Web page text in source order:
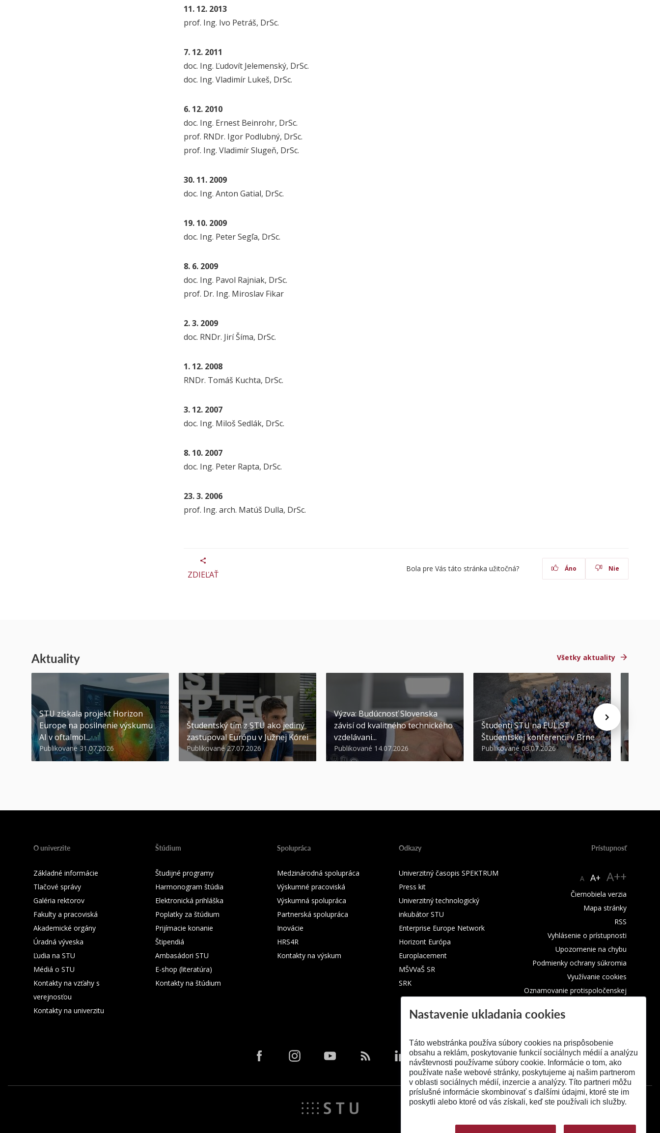
11. 12. 2013
prof. Ing. Ivo Petráš, DrSc.
7. 12. 2011
doc. Ing. Ľudovít Jelemenský, DrSc.
doc. Ing. Vladimír Lukeš, DrSc.
6. 12. 2010
doc. Ing. Ernest Beinrohr, DrSc.
prof. RNDr. Igor Podlubný, DrSc.
prof. Ing. Vladimír Slugeň, DrSc.
30. 11. 2009
doc. Ing. Anton Gatial, DrSc.
19. 10. 2009
doc. Ing. Peter Segľa, DrSc.
8. 6. 2009
doc. Ing. Pavol Rajniak, DrSc.
prof. Dr. Ing. Miroslav Fikar
2. 3. 2009
doc. RNDr. Jirí Šíma, DrSc.
1. 12. 2008
RNDr. Tomáš Kuchta, DrSc.
3. 12. 2007
doc. Ing. Miloš Sedlák, DrSc.
8. 10. 2007
doc. Ing. Peter Rapta, DrSc.
23. 3. 2006
prof. Ing. arch. Matúš Dulla, DrSc.
ZDIEĽAŤ
Bola pre Vás táto stránka užitočná? Áno Nie
Aktuality Všetky aktuality
STU získala projekt Horizon
Europe na posilnenie výskumu
AI v oftalmol...
Publikované 31.07.2026
Študentský tím z STU ako jediný
zastupoval Európu v Južnej Kórei
Publikované 27.07.2026
Výzva: Budúcnosť Slovenska
závisí od kvalitného technického
vzdelávani...
Publikované 14.07.2026
Študenti STU na EULiST
Študentskej konferencii v Brne
Publikované 03.07.2026
O univerzite
Základné informácie
Tlačové správy
Galéria rektorov
Fakulty a pracoviská
Akademické orgány
Úradná výveska
Ľudia na STU
Médiá o STU
Kontakty na vzťahy s
verejnosťou
Kontakty na univerzitu
Štúdium
Študijné programy
Harmonogram štúdia
Elektronická prihláška
Poplatky za štúdium
Prijímacie konanie
Štipendiá
Ambasádori STU
E-shop (literatúra)
Kontakty na štúdium
Spolupráca
Medzinárodná spolupráca
Výskumné pracoviská
Výskumná spolupráca
Partnerská spolupráca
Inovácie
HRS4R
Kontakty na výskum
Odkazy
Univerzitný časopis SPEKTRUM
Press kit
Univerzitný technologický
inkubátor STU
Enterprise Europe Network
Horizont Európa
Europlacement
MŠVVaŠ SR
SRK
Prístupnosť
A A+ A++
Čiernobiela verzia
Mapa stránky
RSS
Vyhlásenie o prístupnosti
Upozornenie na chybu
Podmienky ochrany súkromia
Využívanie cookies
Oznamovanie protispoločenskej
Nastavenie ukladania cookies
Táto webstránka používa súbory cookies na prispôsobenie
obsahu a reklám, poskytovanie funkcií sociálnych médií a analýzu
návštevnosti používame súbory cookie. Informácie o tom, ako
používate naše webové stránky, poskytujeme aj našim partnerom
v oblasti sociálnych médií, inzercie a analýzy. Títo partneri môžu
príslušné informácie skombinovať s ďalšími údajmi, ktoré ste im
poskytli alebo ktoré od vás získali, keď ste používali ich služby.